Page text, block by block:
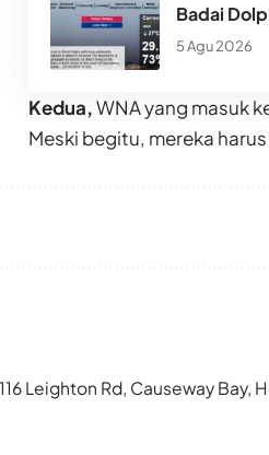
Badai
5 Agu 2026
Kedua,WNA yang masuk
Meski begitu, mereka
Leighton Rd, Causeway Bay,